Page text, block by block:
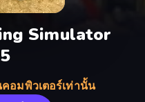
Simulator
อมพิวเตอร์เท่านั้น